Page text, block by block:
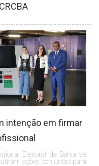
intenção em firmar
Eleitoral da Bahia se
ações conjuntas para